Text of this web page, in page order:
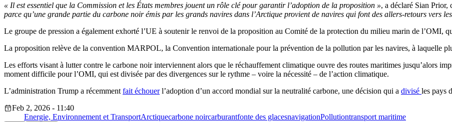
« Il est essentiel que la Commission et les États membres jouent un rôle clé pour garantir l’adoption de la proposition », a déclaré Sian
parce qu’une grande partie du carbone noir émis par les grands navires dans l’Arctique provient de navires qui font des allers-retours vers
Le groupe de pression a également exhorté l’UE à soutenir le renvoi de la proposition au Comité de la protection du milieu marin de l’OMI,
La proposition relève de la convention MARPOL, la Convention internationale pour la prévention de la pollution par les navires, à laquelle
Les efforts visant à lutter contre le carbone noir interviennent alors que le réchauffement climatique ouvre des routes maritimes jusqu’alors
moment difficile pour l’OMI, qui est divisée par des divergences sur le rythme – voire la nécessité – de l’action climatique.
L’administration Trump a récemment fait échouerl’adoption d’un accord mondial sur la neutralité carbone, une décision qui a divisé les pays
Feb 2, 2026 - 11:40
Energie, Environnement et TransportArctiquecarbone noircarburantfonte des glacesnavigationPollutiontransport maritime